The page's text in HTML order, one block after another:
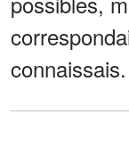
connaissais.